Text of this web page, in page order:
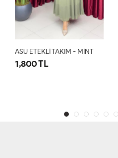
ASU ETEKLİ TAKIM - MİNT
1,800 TL